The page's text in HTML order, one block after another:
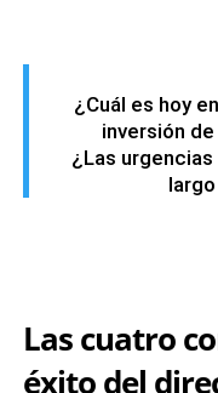
¿Cuál es hoy
inversión
¿Las
Las cuatro
éxito del